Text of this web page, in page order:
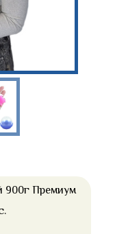
900г Премиум